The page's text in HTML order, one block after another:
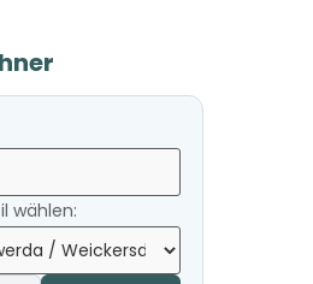
wählen: